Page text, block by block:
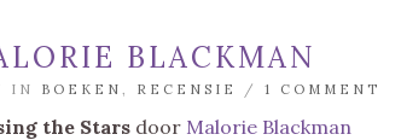
BLACKMAN
IN BOEKEN , RECENSIE / 1 COMMENT
the Stars door Malorie Blackman